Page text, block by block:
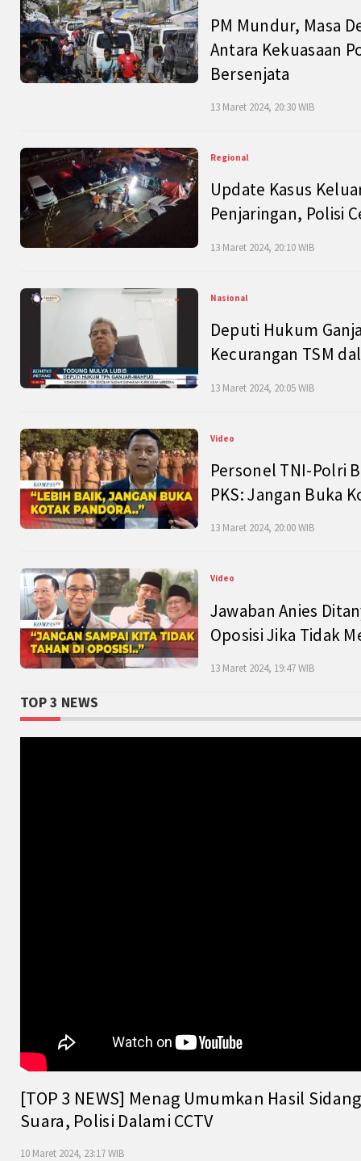
PM Mundur, Masa
Antara Kekuasaan
Bersenjata
13 Maret 2024, 20:30 WIB
Regional
Update Kasus
Penjaringan, Polisi
13 Maret 2024, 20:10 WIB
Nasional
Deputi Hukum
Kecurangan TSM
13 Maret 2024, 20:05 WIB
Video
Personel TNI-Polri
PKS: Jangan Buka
13 Maret 2024, 20:00 WIB
Video
Jawaban Anies
Oposisi Jika Tidak
13 Maret 2024, 19:47 WIB
TOP 3 NEWS
[TOP 3 NEWS] Menag Umumkan Hasil
Suara, Polisi Dalami CCTV
10 Maret 2024, 23:17 WIB